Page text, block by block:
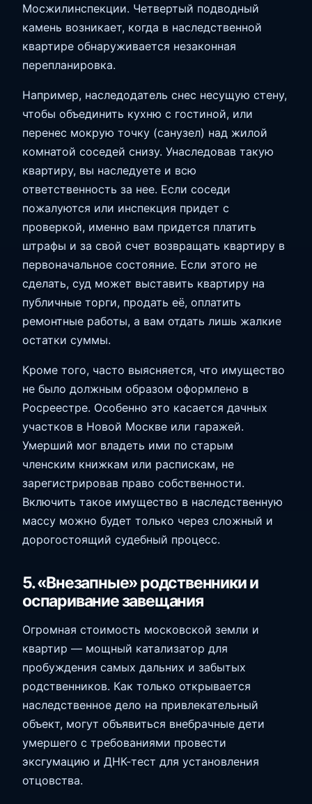
Мосжилинспекции. Четвертый подводный
камень возникает, когда в наследственной
квартире обнаруживается незаконная
перепланировка.
Например, наследодатель снес несущую стену,
чтобы объединить кухню с гостиной, или
перенес мокрую точку (санузел) над жилой
комнатой соседей снизу. Унаследовав такую
квартиру, вы наследуете и всю
ответственность за нее. Если соседи
пожалуются или инспекция придет с
проверкой, именно вам придется платить
штрафы и за свой счет возвращать квартиру в
первоначальное состояние. Если этого не
сделать, суд может выставить квартиру на
публичные торги, продать её, оплатить
ремонтные работы, а вам отдать лишь жалкие
остатки суммы.
Кроме того, часто выясняется, что имущество
не было должным образом оформлено в
Росреестре. Особенно это касается дачных
участков в Новой Москве или гаражей.
Умерший мог владеть ими по старым
членским книжкам или распискам, не
зарегистрировав право собственности.
Включить такое имущество в наследственную
массу можно будет только через сложный и
дорогостоящий судебный процесс.
5. «Внезапные» родственники и
оспаривание завещания
Огромная стоимость московской земли и
квартир — мощный катализатор для
пробуждения самых дальних и забытых
родственников. Как только открывается
наследственное дело на привлекательный
объект, могут объявиться внебрачные дети
умершего с требованиями провести
эксгумацию и ДНК-тест для установления
отцовства.